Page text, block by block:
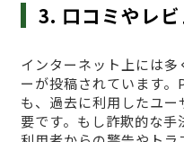
3. 口コミやレ
インターネット上には
ーが投稿されています
も、過去に利用したユ
要です。もし詐欺的な